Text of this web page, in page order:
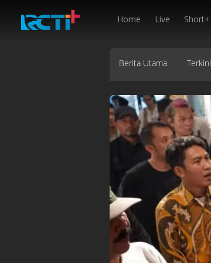
Home Live Short+
Berita Utama Terkini